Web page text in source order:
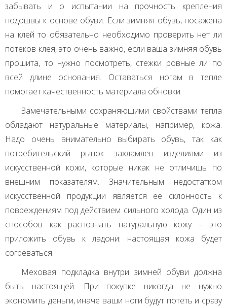
забывать и о испытании на прочность крепления
подошвы к основе обуви. Если зимняя обувь, посажена
на клей то обязательно необходимо проверить нет ли
потеков клея, это очень важно, если ваша зимняя обувь
прошита, то нужно посмотреть, стежки ровные ли по
всей длине основания. Оставаться ногам в тепле
помогает качественность материала обновки.
Замечательными сохраняющими свойствами тепла
обладают натуральные материалы, например, кожа.
Надо очень внимательно выбирать обувь, так как
потребительский рынок захламлен изделиями из
искусственной кожи, которые никак не отличишь по
внешним показателям. Значительным недостатком
искусственной продукции является ее склонность к
повреждениям под действием сильного холода. Один из
способов как распознать натуральную кожу – это
приложить обувь к ладони: настоящая кожа будет
согреваться.
Меховая подкладка внутри зимней обуви должна
быть настоящей. При покупке никогда не нужно
экономить деньги, иначе ваши ноги будут потеть и сразу